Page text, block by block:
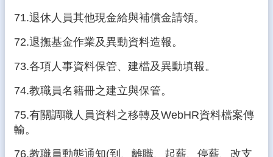
71.退休人員其他現金給與補償金請領。
72.退撫基金作業及異動資料造報。
73.各項人事資料保管、建檔及異動填報。
74.教職員名籍冊之建立與保管。
75.有關調職人員資料之移轉及WebHR資料檔案傳
輸。
76.教職員動態通知(到、離職、起薪、停薪、改支